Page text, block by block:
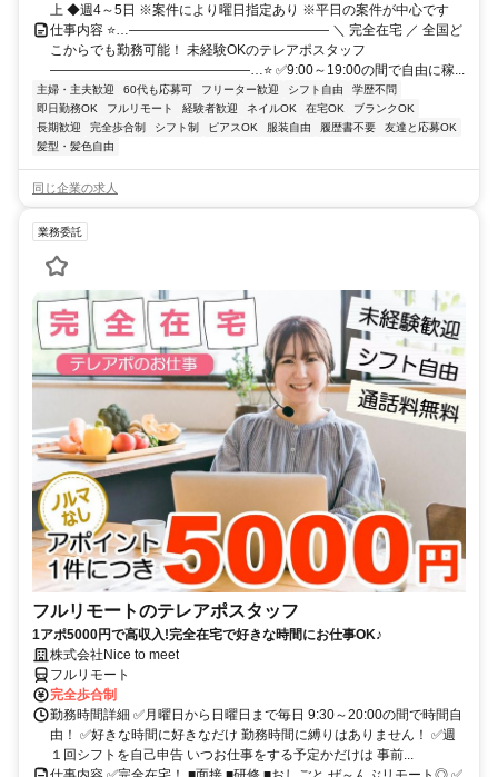
上 ◆週4～5日 ※案件により曜日指定あり ※平日の案件が中心です
仕事内容 ⭐…――――――――――――――― ＼ 完全在宅 ／ 全国ど
こからでも勤務可能！ 未経験OKのテレアポスタッフ
―――――――――――――――…⭐ ✅9:00～19:00の間で自由に稼...
主婦・主夫歓迎 60代も応募可 フリーター歓迎 シフト自由
学歴不問
即日勤務OK
フルリモート 経験者歓迎 ネイルOK 在宅OK
ブランクOK
長期歓迎
完全歩合制 シフト制 ピアスOK 服装自由 履歴書不要
友達と応募OK
髪型・髪色自由
同じ企業の求人
業務委託
フルリモートのテレアポスタッフ
1アポ5000円で高収入!完全在宅で好きな時間にお仕事OK♪
株式会社Nice to meet
フルリモート
完全歩合制
勤務時間詳細 ✅月曜日から日曜日まで毎日 9:30～20:00の間で時間自
由！ ✅好きな時間に好きなだけ 勤務時間に縛りはありません！ ✅週
１回シフトを自己申告 いつお仕事をする予定かだけは 事前...